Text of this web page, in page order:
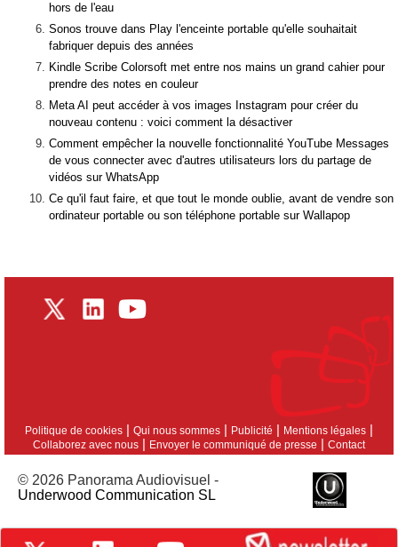
hors de l'eau
Sonos trouve dans Play l'enceinte portable qu'elle souhaitait
fabriquer depuis des années
Kindle Scribe Colorsoft met entre nos mains un grand cahier pour
prendre des notes en couleur
Meta AI peut accéder à vos images Instagram pour créer du
nouveau contenu : voici comment la désactiver
Comment empêcher la nouvelle fonctionnalité YouTube Messages
de vous connecter avec d'autres utilisateurs lors du partage de
vidéos sur WhatsApp
Ce qu'il faut faire, et que tout le monde oublie, avant de vendre son
ordinateur portable ou son téléphone portable sur Wallapop
Politique de cookies | Qui nous sommes | Publicité | Mentions légales |
Collaborez avec nous | Envoyer le communiqué de presse | Contact
© 2026 Panorama Audiovisuel -
Underwood Communication SL